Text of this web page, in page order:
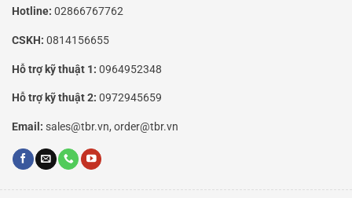
Hotline: 02866767762
CSKH: 0814156655
Hỗ trợ kỹ thuật 1: 0964952348
Hỗ trợ kỹ thuật 2: 0972945659
Email: sales@tbr.vn, order@tbr.vn